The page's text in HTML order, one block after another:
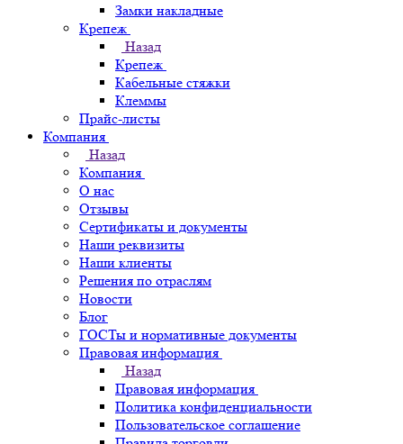
Замки накладные
Крепеж
Назад
Крепеж
Кабельные стяжки
Клеммы
Прайс-листы
Компания
Назад
Компания
О нас
Отзывы
Сертификаты и документы
Наши реквизиты
Наши клиенты
Решения по отраслям
Новости
Блог
ГОСТы и нормативные документы
Правовая информация
Назад
Правовая информация
Политика конфиденциальности
Пользовательское соглашение